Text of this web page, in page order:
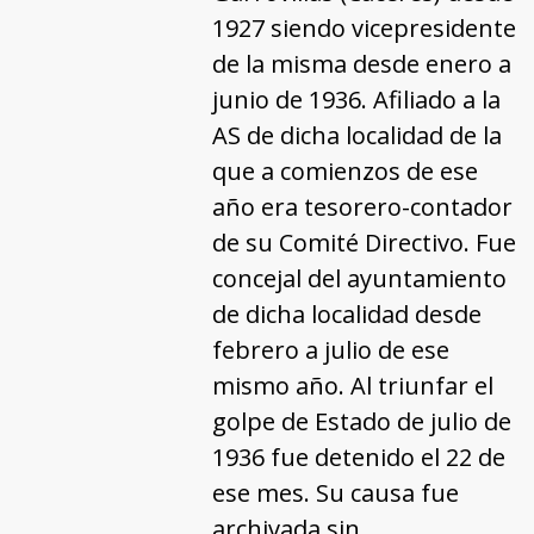
1927 siendo vicepresidente
de la misma desde enero a
junio de 1936. Afiliado a la
AS de dicha localidad de la
que a comienzos de ese
año era tesorero-contador
de su Comité Directivo. Fue
concejal del ayuntamiento
de dicha localidad desde
febrero a julio de ese
mismo año. Al triunfar el
golpe de Estado de julio de
1936 fue detenido el 22 de
ese mes. Su causa fue